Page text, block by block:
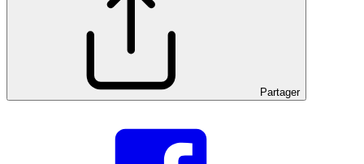
Partager